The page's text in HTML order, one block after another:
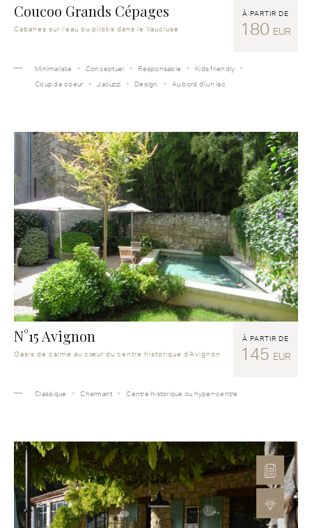
Coucoo Grands Cépages
Cabanes sur l'eau ou pilotis dans le Vaucluse
À PARTIR DE
180 EUR
Minimaliste Conceptuel Responsable
Kids friendly
Coup de coeur
Jacuzzi Design Au bord d\'un lac
N°15 Avignon
Oasis de calme au cœur du centre historique d'Avignon
À PARTIR DE
145 EUR
Classique Charmant Centre historique ou hyper-centre